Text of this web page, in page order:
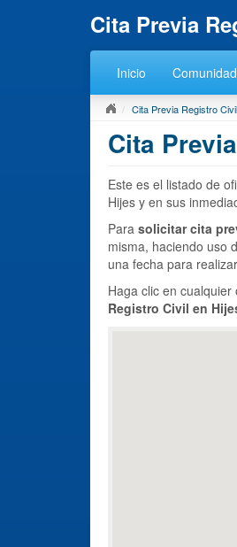
Cita Previa
Inicio
Cita Previa Registro Civil
Cita
Este es el listado de
Hijes y en sus
Para solicitar cita
misma, haciendo uso
una fecha para
Haga clic en
Registro Civil en